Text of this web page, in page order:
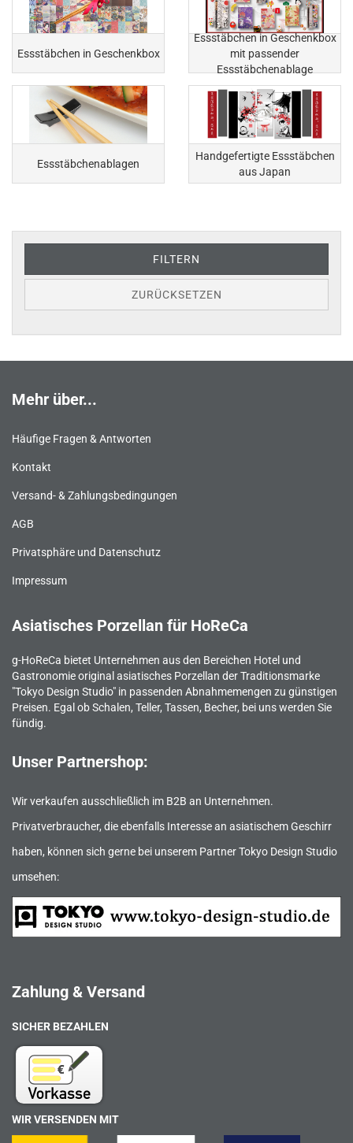
Essstäbchen in Geschenkbox
Essstäbchen in Geschenkbox
mit passender
Essstäbchenablage
Essstäbchenablagen
Handgefertigte Essstäbchen
aus Japan
FILTERN
ZURÜCKSETZEN
Mehr über...
Häufige Fragen & Antworten
Kontakt
Versand- & Zahlungsbedingungen
AGB
Privatsphäre und Datenschutz
Impressum
Asiatisches Porzellan für HoReCa
g-HoReCa bietet Unternehmen aus den Bereichen Hotel und
Gastronomie original asiatisches Porzellan der Traditionsmarke
"Tokyo Design Studio" in passenden Abnahmemengen zu günstigen
Preisen. Egal ob Schalen, Teller, Tassen, Becher, bei uns werden Sie
fündig.
Unser Partnershop:
Wir verkaufen ausschließlich im B2B an Unternehmen.
Privatverbraucher, die ebenfalls Interesse an asiatischem Geschirr
haben, können sich gerne bei unserem Partner Tokyo Design Studio
umsehen:
Zahlung & Versand
SICHER BEZAHLEN
WIR VERSENDEN MIT